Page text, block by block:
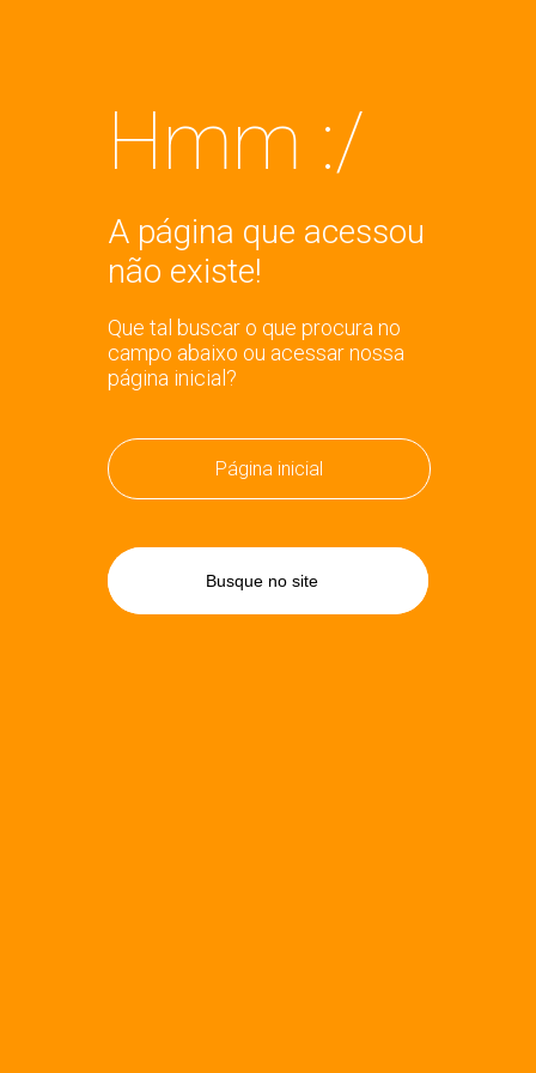
Hmm :/
A página que acessou
não existe!
Que tal buscar o que procura no
campo abaixo ou acessar nossa
página inicial?
Página inicial